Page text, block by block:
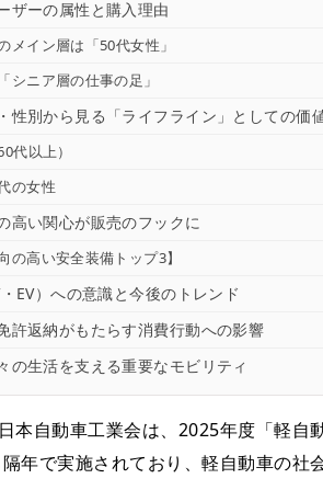
ザーの属性と購入理由
メイン層は「50代女性」
シニア層の仕事の足」
性別から見る「ライフライン」としての価
代以上）
の女性
高い関心が販売のフックに
の高い安全装備トップ3】
EV）への意識と今後のトレンド
許返納がもたらす消費行動への影響
の生活を支える重要なモビリティ
本自動車工業会は、2025年度「軽自
年で実施されており、軽自動車の社